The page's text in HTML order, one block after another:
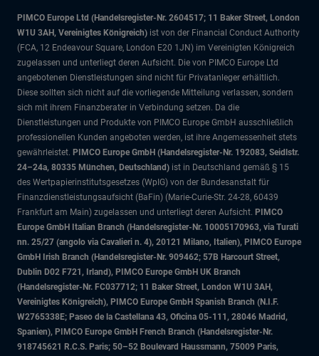
PIMCO Europe Ltd (Handelsregister-Nr. 2604517; 11 Baker Street, London
W1U 3AH, Vereinigtes Königreich) ist von der Financial Conduct Authority
(FCA, 12 Endeavour Square, London E20 1JN) im Vereinigten Königreich
zugelassen und unterliegt deren Aufsicht. Die von PIMCO Europe Ltd
angebotenen Dienstleistungen sind nicht für Privatanleger erhältlich.
Diese sollten sich nicht auf die vorliegende Mitteilung verlassen, sondern
sich mit ihrem Finanzberater in Verbindung setzen. Da die
Dienstleistungen und Produkte von PIMCO Europe GmbH ausschließlich
professionellen Kunden angeboten werden, ist ihre Angemessenheit stets
gewährleistet. PIMCO Europe GmbH (Handelsregister-Nr. 192083, Seidlstr.
24–24a, 80335 München, Deutschland) ist in Deutschland gemäß § 15
des Wertpapierinstitutsgesetzes (WpIG) von der Bundesanstalt für
Finanzdienstleistungsaufsicht (BaFin) (Marie-Curie-Str. 24-28, 60439
Frankfurt am Main) zugelassen und unterliegt deren Aufsicht. PIMCO
Europe GmbH Italian Branch (Handelsregister-Nr. 10005170963, via Turati
nn. 25/27 (angolo via Cavalieri n. 4), 20121 Milano, Italien), PIMCO Europe
GmbH Irish Branch (Handelsregister-Nr. 909462; 57B Harcourt Street,
Dublin D02 F721, Irland), PIMCO Europe GmbH UK Branch
(Handelsregister-Nr. FC037712; 11 Baker Street, London W1U 3AH,
Vereinigtes Königreich), PIMCO Europe GmbH Spanish Branch (N.I.F.
W2765338E; Paseo de la Castellana 43, Oficina 05-111, 28046 Madrid,
Spanien), PIMCO Europe GmbH French Branch (Handelsregister-Nr.
918745621 R.C.S. Paris; 50–52 Boulevard Haussmann, 75009 Paris,